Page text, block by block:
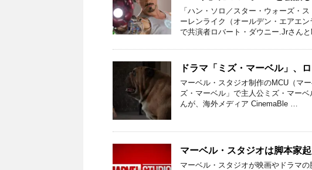
「ハン・ソロ／スター・ウォーズ・
ーレンライク（オールデン・エアエ
で共演者ロバート・ダウニー.Jrさんと
ドラマ「ミズ・マーベル」、
マーベル・スタジオ制作のMCU（マ
ズ・マーベル」で主人公ミズ・マー
んが、海外メディア CinemaBle …
マーベル・スタジオは脚本家
マーベル・スタジオが映画やドラマ